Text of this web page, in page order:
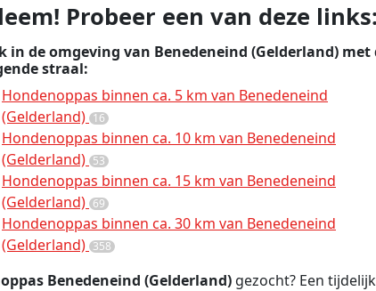
Probeer een van deze links:
in de omgeving van Benedeneind (Gelderland) met
straal:
Hondenoppas binnen ca. 5 km van Benedeneind
(Gelderland) 16
Hondenoppas binnen ca. 10 km van Benedeneind
(Gelderland) 53
Hondenoppas binnen ca. 15 km van Benedeneind
(Gelderland) 69
Hondenoppas binnen ca. 30 km van Benedeneind
(Gelderland) 358
Benedeneind (Gelderland) gezocht? Een tijdelijk